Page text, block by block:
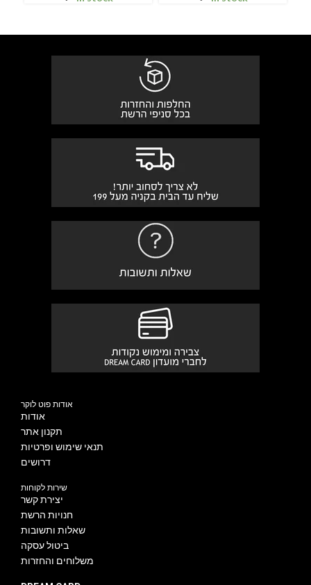
אודות פוט לוקר
אודות
תקנון אתר
תנאי שימוש ופרטיות
דרושים
שירות לקוחות
יצירת קשר
חנויות הרשת
שאלות ותשובות
ביטול עסקה
משלוחים והחזרות